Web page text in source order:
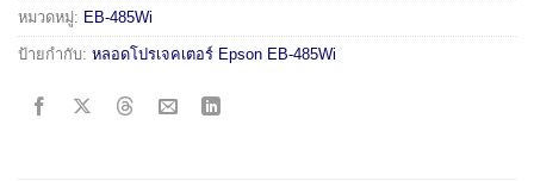
หมวดหมู่: EB-485Wi
ป้ายกำกับ: หลอดโปรเจคเตอร์ Epson EB-485Wi